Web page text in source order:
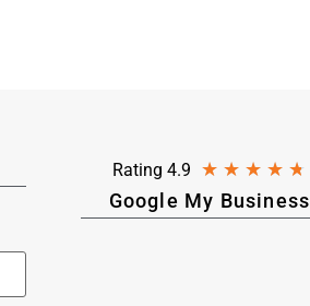
Rating 4.9 ★ ★ ★ ★ ★
Google My Business